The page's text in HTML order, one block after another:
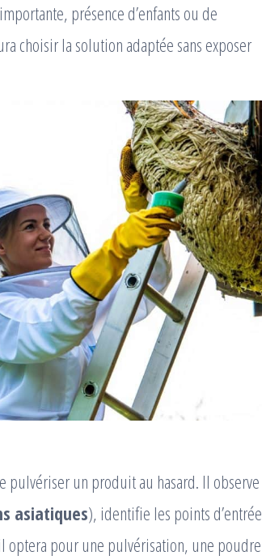
présence d’enfants ou de
choisir la solution adaptée sans exposer
pulvériser un produit au hasard. Il observe
asiatiques), identifie les points d’entrée
optera pour une pulvérisation, une poudre